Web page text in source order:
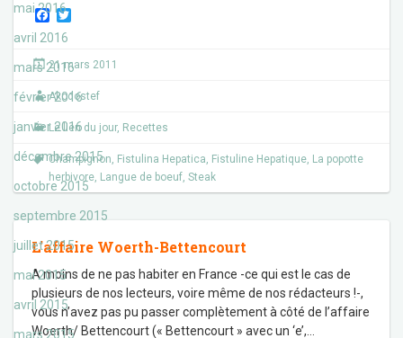
mai 2016
avril 2016
mars 2016
février 2016
janvier 2016
décembre 2015
octobre 2015
septembre 2015
juillet 2015
mai 2015
avril 2015
mars 2015
F
a
c
e
b
o
t
r
21 mars 2011
Akodostef
Le lien du jour, Recettes
Champignon, Fistulina Hepatica, Fistuline Hepatique, La popotte
herbivore, Langue de boeuf, Steak
L’affaire Woerth-Bettencourt
A moins de ne pas habiter en France -ce qui est le cas de
plusieurs de nos lecteurs, voire même de nos rédacteurs !-,
vous n’avez pas pu passer complètement à côté de l’affaire
Woerth/ Bettencourt (« Bettencourt » avec un ‘e’,